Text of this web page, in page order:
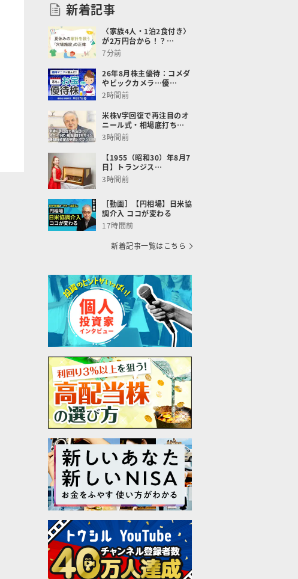
新着記事
〈家族4人・1泊2食付き〉
が2万円台から！？…
7分前
26年8月株主優待：コメダ
やビックカメラ…優…
2時間前
米株V字回復で再注目のオ
ニール式・相場底打ち…
3時間前
【1955（昭和30）年8月7
日】トランジス…
3時間前
［動画］【円相場】日米協
調介入 ココが変わる
17時間前
新着記事一覧はこちら